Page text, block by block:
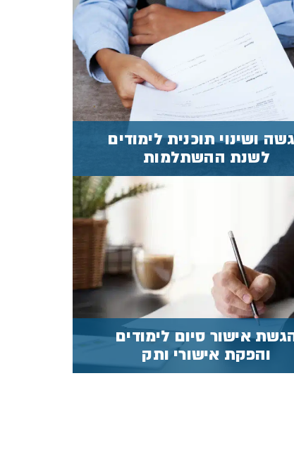
ושינוי תוכנית לימודים
לשנת ההשתלמות
בקשה ליציאה לשנת
השתלמות
מידע נוסף
אישור סיום לימודים
והפקת אישורי ותק
אישור סיום לימודים
וקבלת אישור ותק
מידע נוסף